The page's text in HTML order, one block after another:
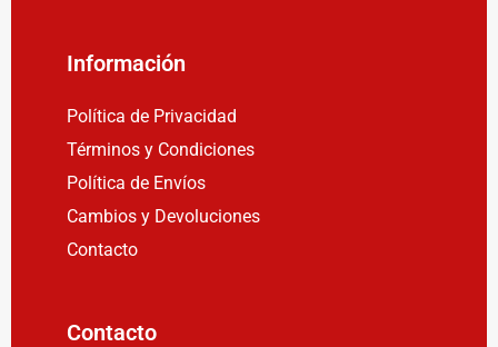
Información
Política de Privacidad
Términos y Condiciones
Política de Envíos
Cambios y Devoluciones
Contacto
Contacto